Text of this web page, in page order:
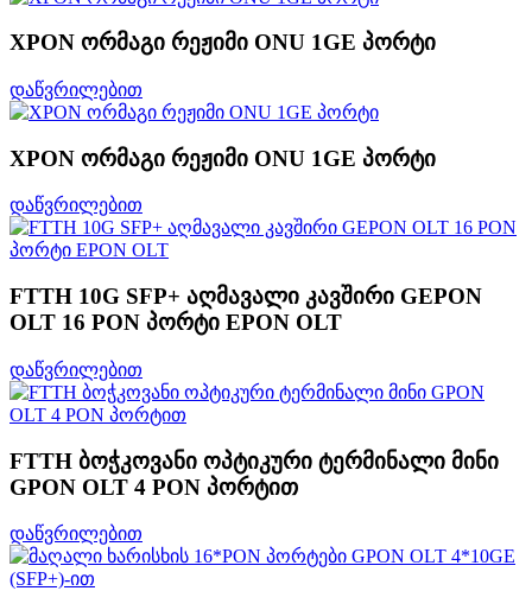
XPON ორმაგი რეჟიმი ONU 1GE პორტი
დაწვრილებით
XPON ორმაგი რეჟიმი ONU 1GE პორტი
დაწვრილებით
FTTH 10G SFP+ აღმავალი კავშირი GEPON
OLT 16 PON პორტი EPON OLT
დაწვრილებით
FTTH ბოჭკოვანი ოპტიკური ტერმინალი მინი
GPON OLT 4 PON პორტით
დაწვრილებით